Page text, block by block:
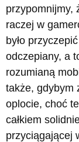
przypomnijmy,
raczej w
było
odczepiany, a
rozumianą
także, gdybym
oplocie, choć
całkiem
przyciągającej